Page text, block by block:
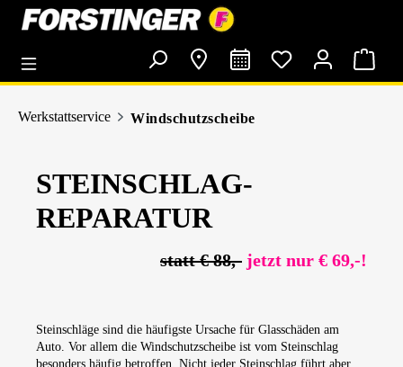
springen
Werkstattservice Windschutzscheibe
STEINSCHLAG-
REPARATUR
statt € 88,- jetzt nur € 69,-!
Steinschläge sind die häufigste Ursache für Glasschäden am
Auto. Vor allem die Windschutzscheibe ist vom Steinschlag
besonders häufig betroffen. Nicht jeder Steinschlag führt aber